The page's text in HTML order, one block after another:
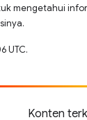
mengetahui
UTC.
Konten